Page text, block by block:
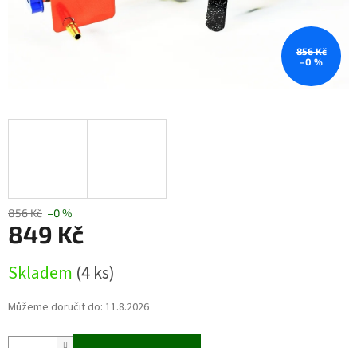
856 Kč
–0 %
856 Kč –0 %
849 Kč
cena:
Skladem (4 ks)
Můžeme doručit do: 11.8.2026